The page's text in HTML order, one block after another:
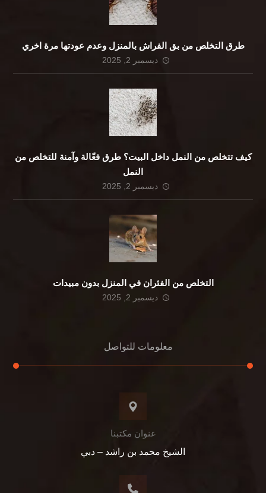
طرق التخلص من بق الفراش بالمنزل وعدم عودتها مرة اخري
ديسمبر 2, 2025
كيف تتخلص من النمل داخل البيت؟ طرق فعّالة وآمنة للتخلص من
النمل
ديسمبر 2, 2025
التخلص من الفئران في المنزل بدون مبيدات
ديسمبر 2, 2025
معلومات للتواصل
عنوان مكتبنا
الشيخ محمد بن راشد – دبي